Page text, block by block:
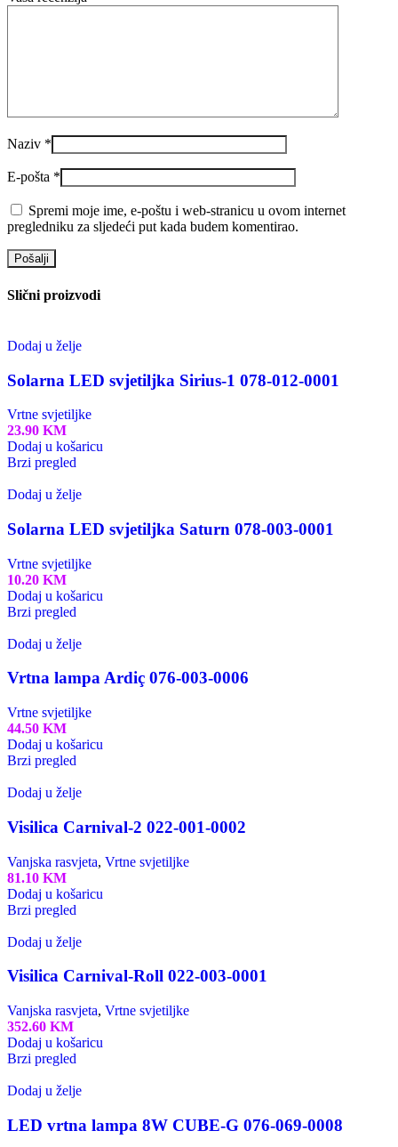
Naziv *
E-pošta *
Spremi moje ime, e-poštu i web-stranicu u ovom internet
pregledniku za sljedeći put kada budem komentirao.
Slični proizvodi
Dodaj u želje
Solarna LED svjetiljka Sirius-1 078-012-0001
Vrtne svjetiljke
23.90 KM
Dodaj u košaricu
Brzi pregled
Dodaj u želje
Solarna LED svjetiljka Saturn 078-003-0001
Vrtne svjetiljke
10.20 KM
Dodaj u košaricu
Brzi pregled
Dodaj u želje
Vrtna lampa Ardiç 076-003-0006
Vrtne svjetiljke
44.50 KM
Dodaj u košaricu
Brzi pregled
Dodaj u želje
Visilica Carnival-2 022-001-0002
Vanjska rasvjeta, Vrtne svjetiljke
81.10 KM
Dodaj u košaricu
Brzi pregled
Dodaj u želje
Visilica Carnival-Roll 022-003-0001
Vanjska rasvjeta, Vrtne svjetiljke
352.60 KM
Dodaj u košaricu
Brzi pregled
Dodaj u želje
LED vrtna lampa 8W CUBE-G 076-069-0008